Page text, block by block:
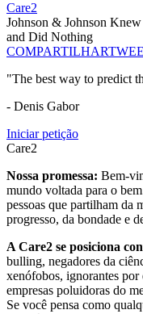
Care2
Johnson & Johnson
and Did Nothing
COMPARTILHAR
"The best way to predict
- Denis Gabor
Iniciar petição
Care2
Nossa promessa: Bem-
mundo voltada para o
pessoas que partilham da
progresso, da bondade e
A Care2 se posiciona
bulling, negadores da
xenófobos, ignorantes por
empresas poluidoras do
Se você pensa como